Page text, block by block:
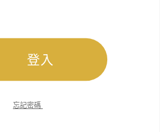
登入
忘記密碼